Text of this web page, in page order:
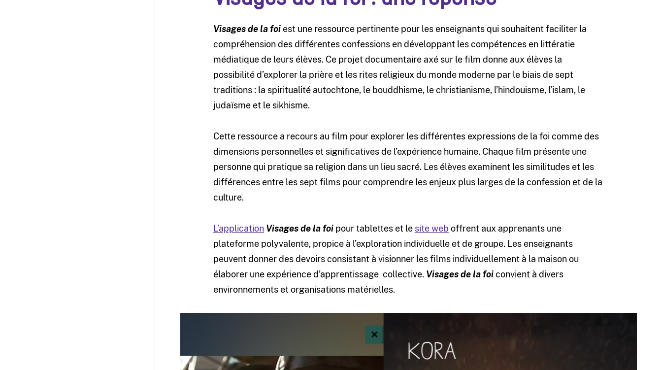
Visages de la foiest une ressource pertinente pour les enseignants qui souhaitent faciliter la
compréhension des différentes confessions en développant les compétences en littératie
médiatique de leurs élèves. Ce projet documentaire axé sur le film donne aux élèves la
possibilité d’explorer la prière et les rites religieux du monde moderne par le biais de sept
traditions : la spiritualité autochtone, le bouddhisme, le christianisme, l’hindouisme, l’islam, le
judaïsme et le sikhisme.
Cette ressource a recours au film pour explorer les différentes expressions de la foi comme des
dimensions personnelles et significatives de l’expérience humaine. Chaque film présente une
personne qui pratique sa religion dans un lieu sacré. Les élèves examinent les similitudes et les
différences entre les sept films pour comprendre les enjeux plus larges de la confession et de la
culture.
L’applicationVisages de la foi pour tablettes et le site web offrent aux apprenants une
plateforme polyvalente, propice à l’exploration individuelle et de groupe. Les enseignants
peuvent donner des devoirs consistant à visionner les films individuellement à la maison ou
élaborer une expérience d’apprentissage collective. Visages de la foiconvient à divers
environnements et organisations matérielles.